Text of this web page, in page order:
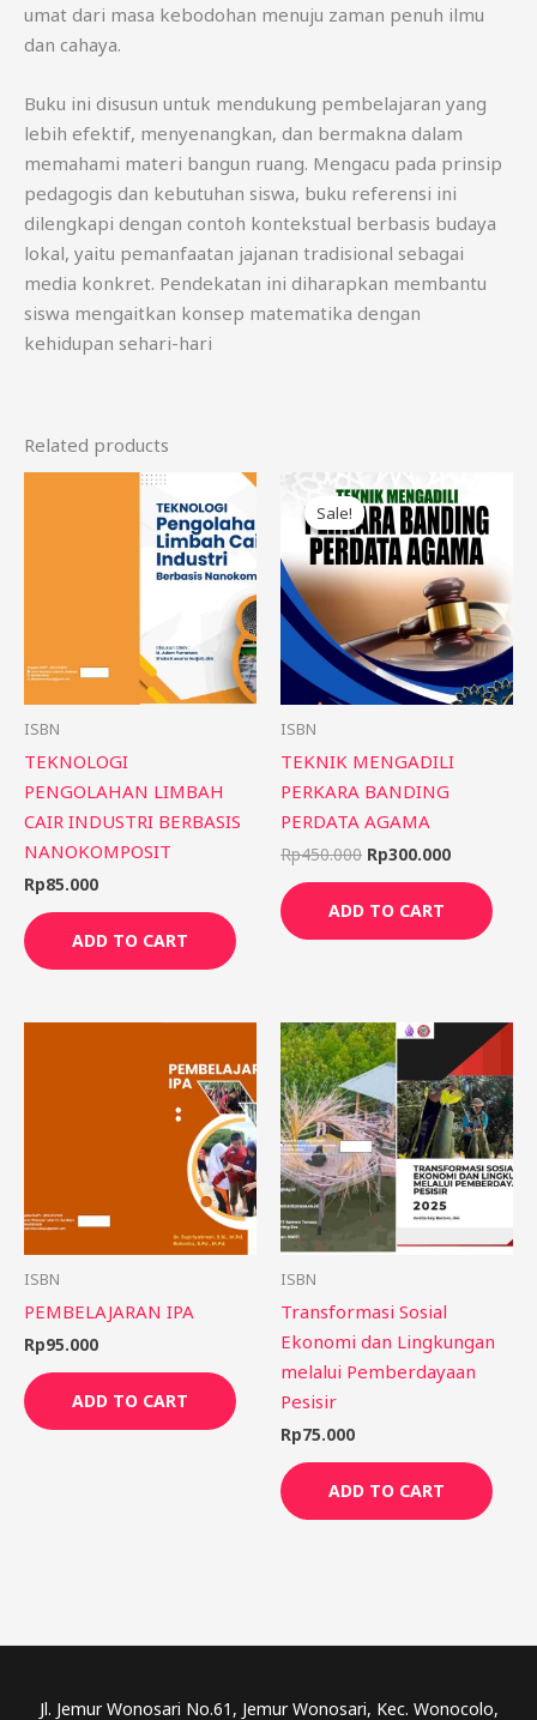
umat dari masa kebodohan menuju zaman penuh ilmu
dan cahaya.
Buku ini disusun untuk mendukung pembelajaran yang
lebih efektif, menyenangkan, dan bermakna dalam
memahami materi bangun ruang. Mengacu pada prinsip
pedagogis dan kebutuhan siswa, buku referensi ini
dilengkapi dengan contoh kontekstual berbasis budaya
lokal, yaitu pemanfaatan jajanan tradisional sebagai
media konkret. Pendekatan ini diharapkan membantu
siswa mengaitkan konsep matematika dengan
kehidupan sehari-hari
Related products
ISBN
TEKNOLOGI
PENGOLAHAN LIMBAH
CAIR INDUSTRI BERBASIS
NANOKOMPOSIT
Rp85.000
ADD TO CART
Sale!
Sale!
ISBN
TEKNIK MENGADILI
PERKARA BANDING
PERDATA AGAMA
Rp450.000
price
was:
Rp450.000.
Rp300.000
price
is:
Rp300.000.
ADD TO CART
ISBN
PEMBELAJARAN IPA
Rp95.000
ADD TO CART
ISBN
Transformasi Sosial
Ekonomi dan Lingkungan
melalui Pemberdayaan
Pesisir
Rp75.000
ADD TO CART
Jl. Jemur Wonosari No.61, Jemur Wonosari, Kec. Wonocolo,